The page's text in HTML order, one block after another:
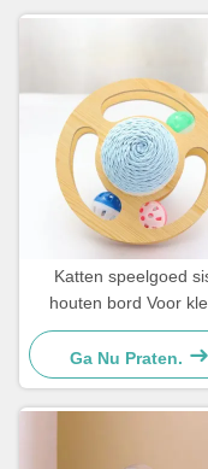
Katten speelgoed
houten bord Voor
honden en katten
en praktisch
Ga Nu Praten.